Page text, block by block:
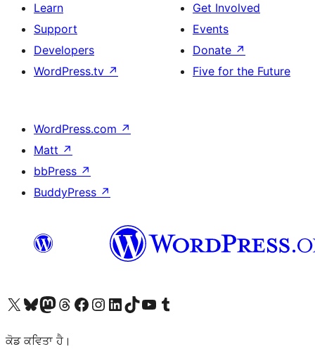
Learn
Support
Developers
WordPress.tv ↗
Get Involved
Events
Donate ↗
Five for the Future
WordPress.com ↗
Matt ↗
bbPress ↗
BuddyPress ↗
Visit our X (formerly Twitter) account
Visit our Bluesky account
Visit our Mastodon account
Visit our Threads account
Visit our Facebook page
Visit our Instagram account
Visit our LinkedIn account
Visit our TikTok account
Visit our YouTube channel
Visit our Tumblr account
ਕੋਡ ਕਵਿਤਾ ਹੈ।